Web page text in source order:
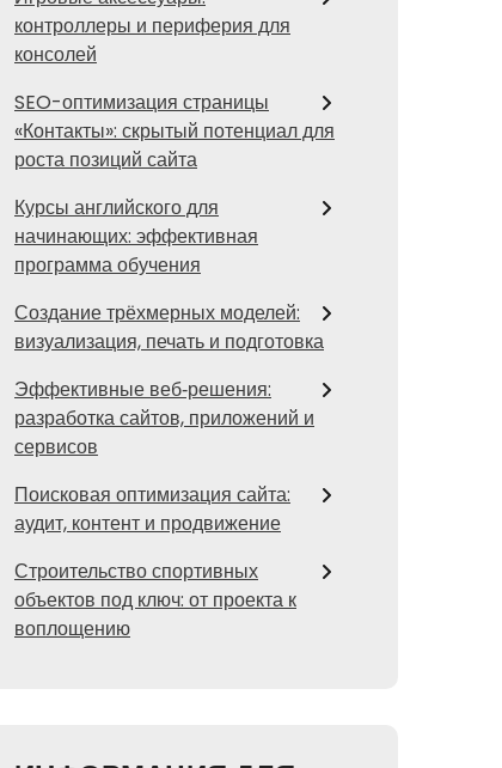
контроллеры и периферия для
консолей
SEO-оптимизация страницы
«Контакты»: скрытый потенциал для
роста позиций сайта
Курсы английского для
начинающих: эффективная
программа обучения
Создание трёхмерных моделей:
визуализация, печать и подготовка
Эффективные веб‑решения:
разработка сайтов, приложений и
сервисов
Поисковая оптимизация сайта:
аудит, контент и продвижение
Строительство спортивных
объектов под ключ: от проекта к
воплощению